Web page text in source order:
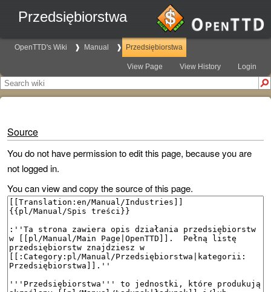
Przedsiębiorstwa
OpenTTD's Wiki Manual Przedsiębiorstwa
View Page View History Login
Source
You do not have permission to edit this page, because you are
not logged in.
You can view and copy the source of this page.